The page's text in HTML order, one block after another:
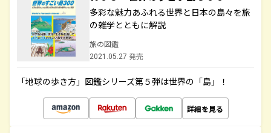
多彩な魅力あふれる世界と日本の島々を旅
の雑学とともに解説
旅の図鑑
2021.05.27 発売
「地球の歩き方」図鑑シリーズ第５弾は世界の「島」！
詳細を見る